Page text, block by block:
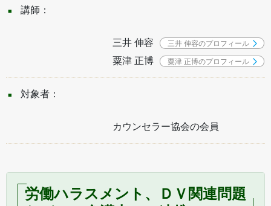
講師：
三井 伸容 三井 伸容のプロフィール
粟津 正博 粟津 正博のプロフィール
対象者：
カウンセラー協会の会員
労働ハラスメント、ＤＶ関連問題